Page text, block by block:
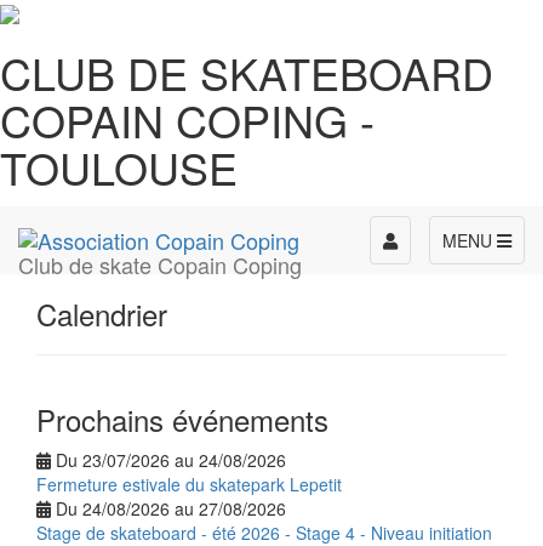
CLUB DE SKATEBOARD
COPAIN COPING -
TOULOUSE
Club de skate Copain Coping
MENU
Toggle
navigation
Calendrier
Prochains événements
Du 23/07/2026 au 24/08/2026
Fermeture estivale du skatepark Lepetit
Du 24/08/2026 au 27/08/2026
Stage de skateboard - été 2026 - Stage 4 - Niveau initiation